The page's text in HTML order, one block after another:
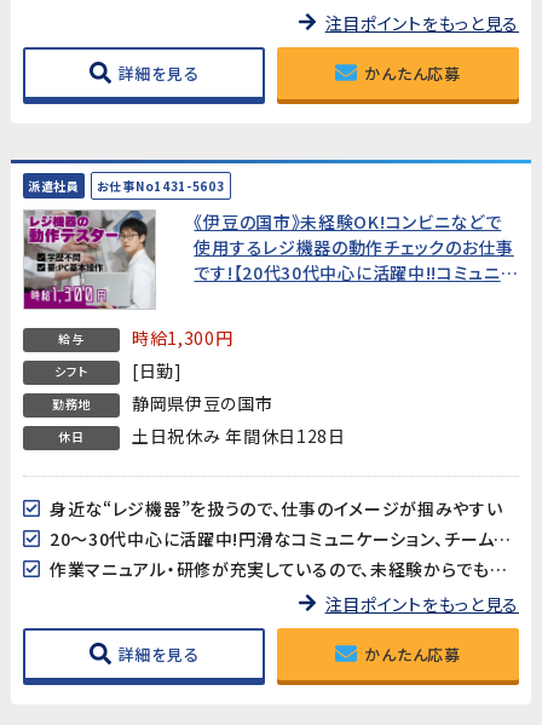
注目ポイントをもっと見る
詳細を見る かんたん応募
派遣社員 お仕事No1431-5603
《伊豆の国市》未経験OK!コンビニなどで
使用するレジ機器の動作チェックのお仕事
です!【20代30代中心に活躍中!!コミュニケ
給与 時給1,300円
シフト [日勤]
勤務地 静岡県伊豆の国市
休日 土日祝休み 年間休日128日
身近な“レジ機器”を扱うので、仕事のイメージが掴みやすい
20～30代中心に活躍中!円滑なコミュニケーション、チームワークが心地よく、働きやすい環境♪
作業マニュアル・研修が充実しているので、未経験からでも安心してスタートできます!
注目ポイントをもっと見る
詳細を見る かんたん応募